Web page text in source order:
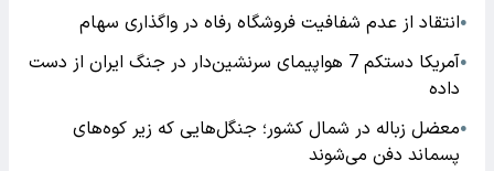
●انتقاد از عدم شفافیت فروشگاه رفاه در واگذاری سهام
●
آمریکا دستکم 7 هواپیمای سرنشین‌دار در جنگ ایران از دست
داده
●معضل زباله در شمال کشور؛ جنگل‌هایی که زیر کوه‌های
پسماند دفن می‌شوند